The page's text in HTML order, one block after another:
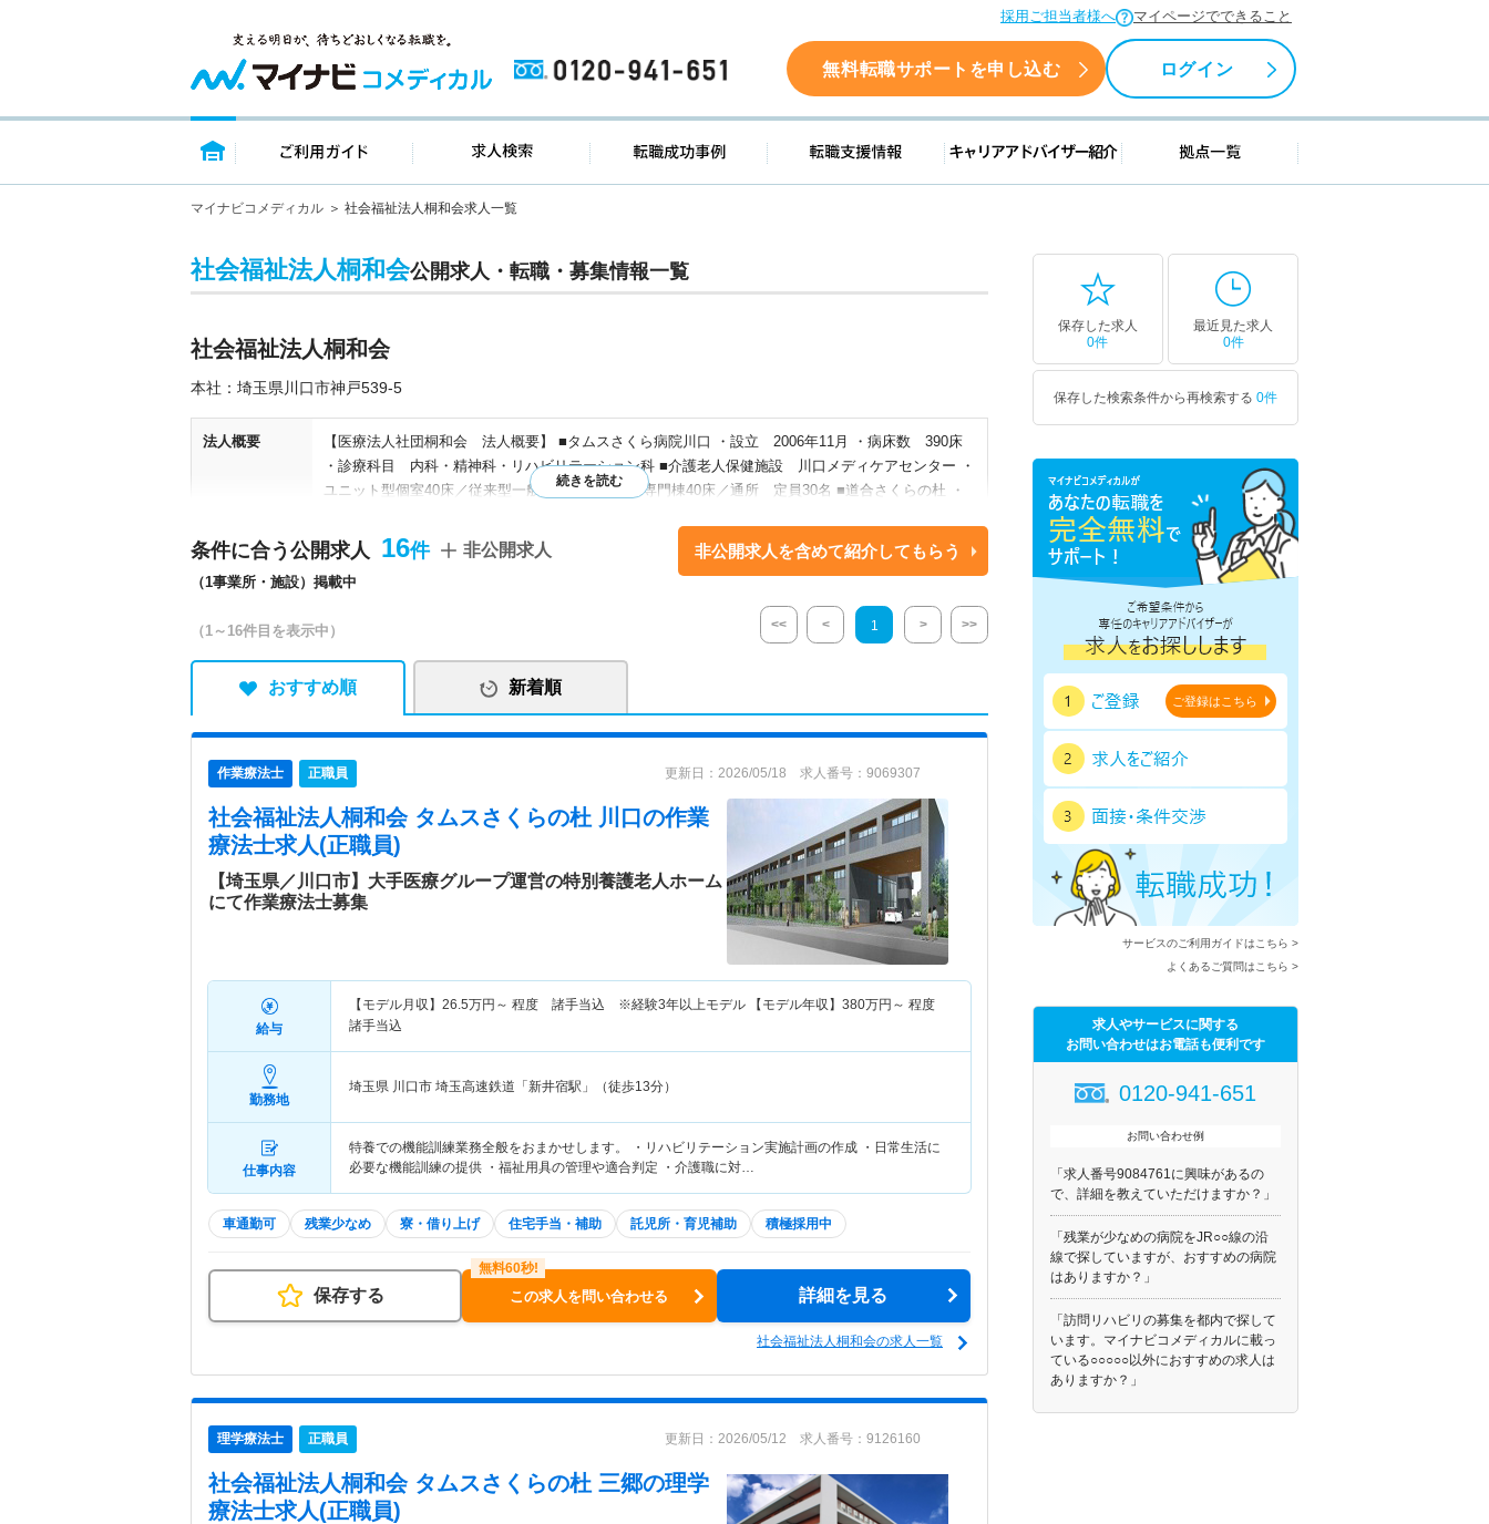
採用ご担当者様へ マイページでできること
0120-941-651 無料転職サポートを申し込む ログイン
トップページ ご利用ガイド 求人検索 転職成功事例 転職支援情報 キャリアアドバイザー紹介 拠点一覧
マイナビコメディカル 社会福祉法人桐和会求人一覧
社会福祉法人桐和会公開求人・転職・募集情報一覧
社会福祉法人桐和会
本社：埼玉県川口市神戸539-5
法人概要
【医療法人社団桐和会 法人概要】 ■タムスさくら病院川口 ・設立 2006年11月 ・病床数 390床
・診療科目 内科・精神科・リハビリテーション科 ■介護老人保健施設 川口メディケアセンター ・
ユニット型個室40床／従来型一般棟70床／認知症専門棟40床／通所 定員30名 ■道合さくらの杜 ・
らの杜 ・入所定員 140名 【事業所】 篠崎駅前クリニック／東陽町駅前クリニック／新小岩げんき
クリニック／瑞江すばるクリニック／瑞江わんぱくクリニック／病児保育室瑞江わんぱく／東陽町す
ばるクリニック／小岩すばるクリニック／東小岩わんぱくクリニック／平井すばるクリニック／新小
岩わんぱくクリニック／医療法人社団だいだい／医療法人社団城東桐和会／社会福祉法人桐和会／社
会福祉法人春和会
リハビリと介護ケアを中心に活動している法人です。現在、介護施設、保育園、看護施設、専門病院
条件に合う公開求人 16
（1事業所・施設）掲載中
非公開求人 非公開求人を含めて紹介してもらう
（1～16件目を表示中） << < 1 > >>
おすすめ順 新着順
作業療法士 正職員 更新日：2026/05/18 求人番号：9069307
社会福祉法人桐和会 タムスさくらの杜 川口の作業
療法士求人(正職員)
【埼玉県／川口市】大手医療グループ運営の特別養護老人ホーム
にて作業療法士募集
給与
【モデル月収】 26.5万円～ 程度 諸手当込 ※経験3年以上モデル 【モデル年収】 380万円～ 程度
諸手当込
勤務地
埼玉県 川口市 埼玉高速鉄道「新井宿駅」（徒歩13分）
仕事内容
特養での機能訓練業務全般をおまかせします。 ・リハビリテーション実施計画の作成 ・日常生活に
必要な機能訓練の提供 ・福祉用具の管理や適合判定 ・介護職に対…
車通勤可 残業少なめ 寮・借り上げ 住宅手当・補助 託児所・育児補助 積極採用中
保存する この求人を問い合わせる 詳細を見る
社会福祉法人桐和会の求人一覧
理学療法士 正職員 更新日：2026/05/12 求人番号：9126160
社会福祉法人桐和会 タムスさくらの杜 三郷の理学
療法士求人(正職員)
保存した求人
0件
最近見た求人
0件
保存した検索条件から再検索する 0件
ご登録はこちら
サービスのご利用ガイドはこちら >
よくあるご質問はこちら >
求人やサービスに関する
お問い合わせはお電話も便利です
0120-941-651
お問い合わせ例
「求人番号9084761に興味があるの
で、詳細を教えていただけますか？」
「残業が少なめの病院をJR○○線の沿
線で探していますが、おすすめの病院
はありますか？」
「訪問リハビリの募集を都内で探して
います。マイナビコメディカルに載っ
ている○○○○○以外におすすめの求人は
ありますか？」